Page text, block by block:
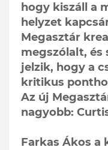
hogy kiszáll a
helyzet
Megasztár
megszólalt, és
jelzik, hogy a
kritikus
Az új
nagyobb:
Farkas Ákos a